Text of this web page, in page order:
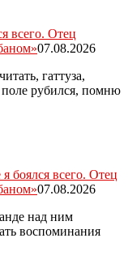
всего. Отец
07.08.2026
гаттуза,
поле рубился, помню
боялся всего. Отец
07.08.2026
над ним
воспоминания